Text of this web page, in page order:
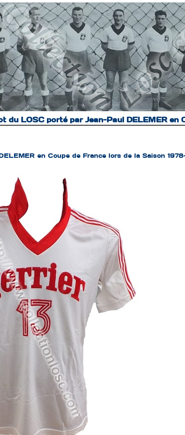
du LOSC porté par Jean-Paul DELEMER en
en Coupe de France lors de la Saison